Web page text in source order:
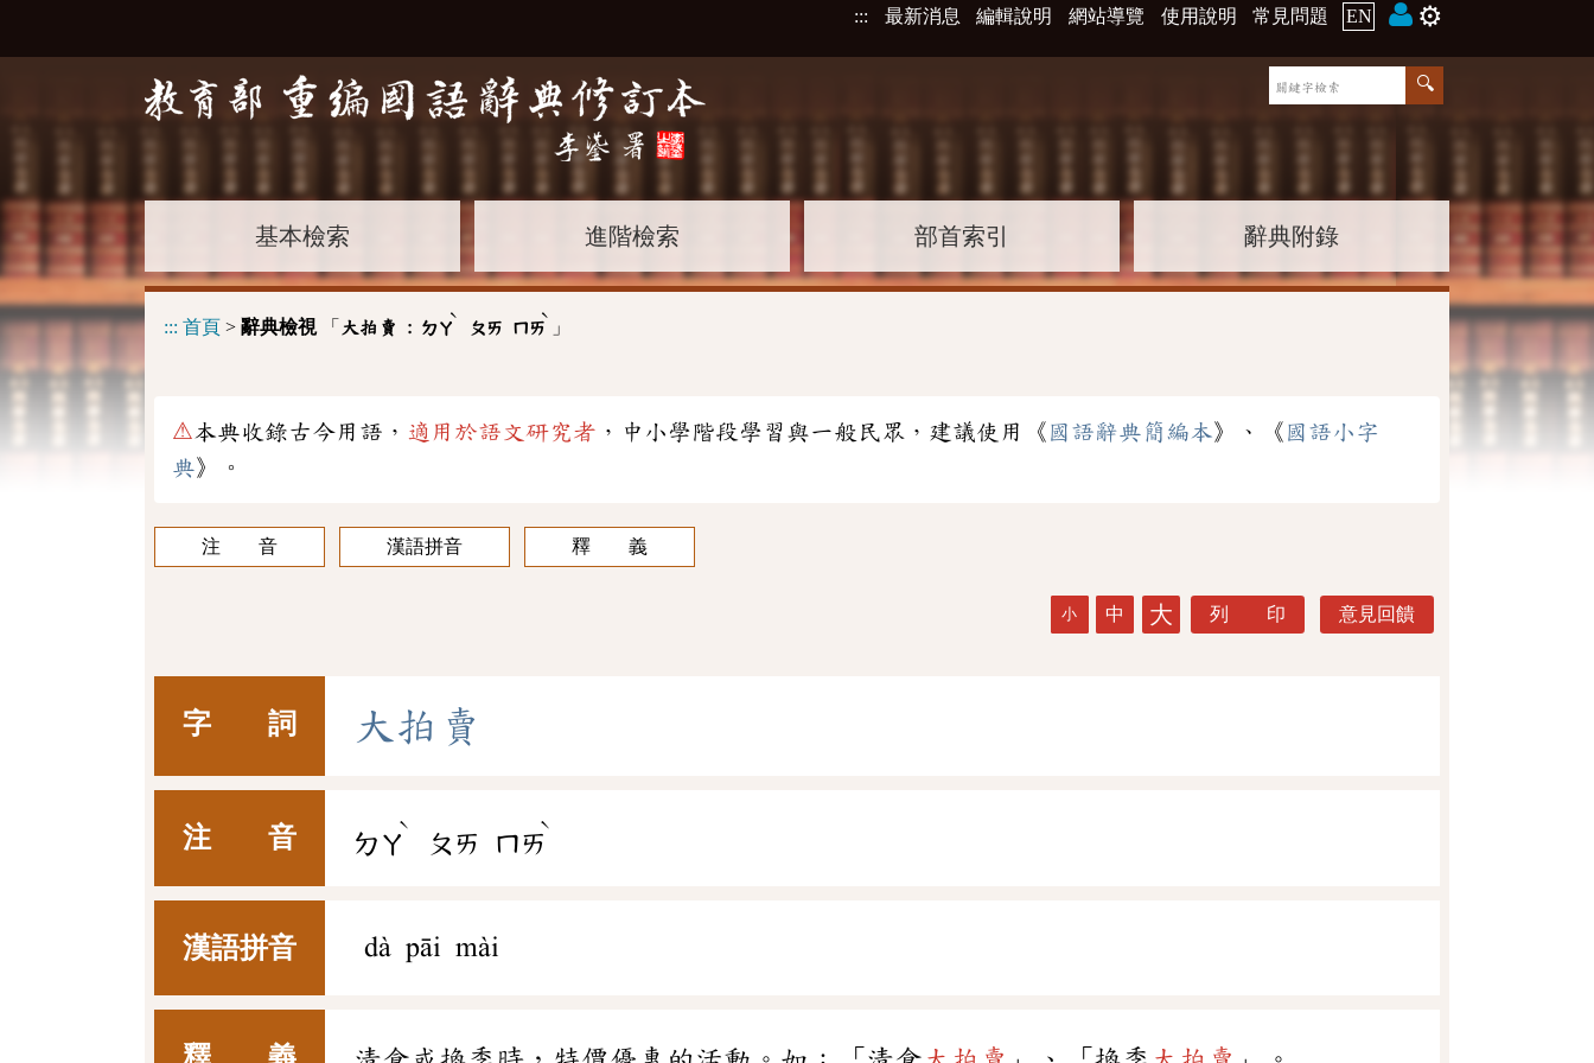
::: 最新消息 編輯說明 網站導覽 使用說明 常見問題 EN ⚙️
基本檢索 進階檢索 部首索引 辭典附錄
::: 首頁 > 辭典檢視「 大拍賣 : ㄉㄚ
ˋ
ㄆㄞ ㄇㄞ
ˋ
」
⚠本典收錄古今用語， 適用於語文研究者 ，中小學階段學習與一般民眾，建議使用《 國語辭典簡編本》、《 國語小字
典》。
注 音 漢語拼音 釋 義
小 中 大 列 印 意見回饋
字 詞 大 拍 賣
注 音 ㄉㄚ
ˋ
ㄆㄞ ㄇㄞ
ˋ
漢語拼音 dà pāi mài